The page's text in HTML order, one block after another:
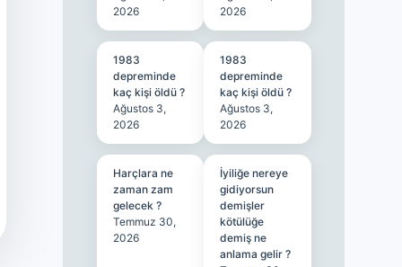
2026
2026
1983
depreminde
kaç kişi öldü ?
Ağustos 3,
2026
1983
depreminde
kaç kişi öldü ?
Ağustos 3,
2026
Harçlara ne
zaman zam
gelecek ?
Temmuz 30,
2026
İyiliğe nereye
gidiyorsun
demişler
kötülüğe
demiş ne
anlama gelir ?